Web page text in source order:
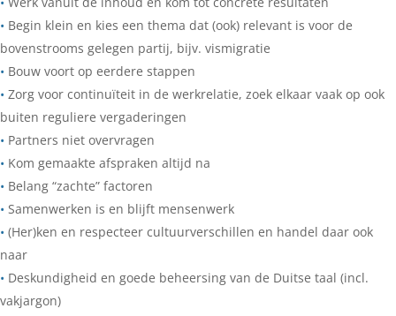
• Begin klein en kies een thema dat (ook) relevant is voor de
bovenstrooms gelegen partij, bijv. vismigratie
• Bouw voort op eerdere stappen
• Zorg voor continuïteit in de werkrelatie, zoek elkaar vaak op ook
buiten reguliere vergaderingen
• Partners niet overvragen
• Kom gemaakte afspraken altijd na
• Belang “zachte” factoren
• Samenwerken is en blijft mensenwerk
• (Her)ken en respecteer cultuurverschillen en handel daar ook
naar
• Deskundigheid en goede beheersing van de Duitse taal (incl.
vakjargon)